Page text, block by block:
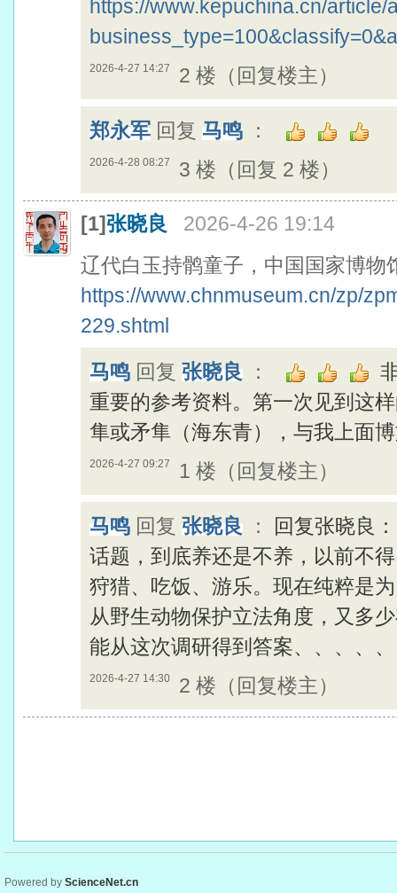
https://www.kepuchina.cn/article/
2026-4-27 14:27 2 楼（回复楼主）
郑永军 回复 马鸣 ：
2026-4-28 08:27 3 楼（回复 2 楼）
[1]张晓良
2026-4-26 19:14
辽代白玉持鹘童子，中国国家博物
https://www.chnmuseum.cn/zp/
229.shtml
马鸣 回复 张晓良 ：
重要的参考资料。第一次见到这
隼或矛隼（海东青），与我上面
2026-4-27 09:27 1 楼（回复楼主）
马鸣 回复 张晓良 ： 回复张晓良
话题，到底养还是不养，以前不
狩猎、吃饭、游乐。现在纯粹是
从野生动物保护立法角度，又多
能从这次调研得到答案、、、、
2026-4-27 14:30 2 楼（回复楼主）
Powered by ScienceNet.cn